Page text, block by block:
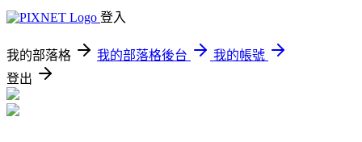
登入
我的部落格 我的部落格後台
我的帳號
登出